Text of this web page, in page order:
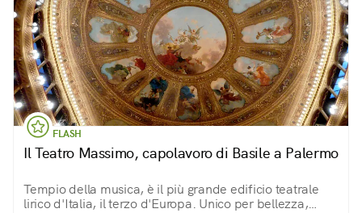
FLASH
Il Teatro Massimo, capolavoro di Basile a Palermo
Tempio della musica, è il più grande edificio teatrale
lirico d'Italia, il terzo d'Europa. Unico per bellezza,